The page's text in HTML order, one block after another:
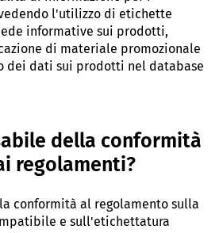
l'utilizzo di etichette
informative sui prodotti,
di materiale promozionale
dei dati sui prodotti nel database
della conformità
regolamenti?
conformità al regolamento sulla
e sull'etichettatura